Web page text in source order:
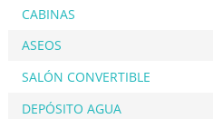
CABINAS
ASEOS
SALÓN CONVERTIBLE
DEPÓSITO AGUA